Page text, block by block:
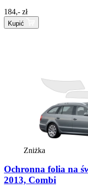
184,- zł
Kupić
Zniżka
Ochronna folia na
2013, Combi